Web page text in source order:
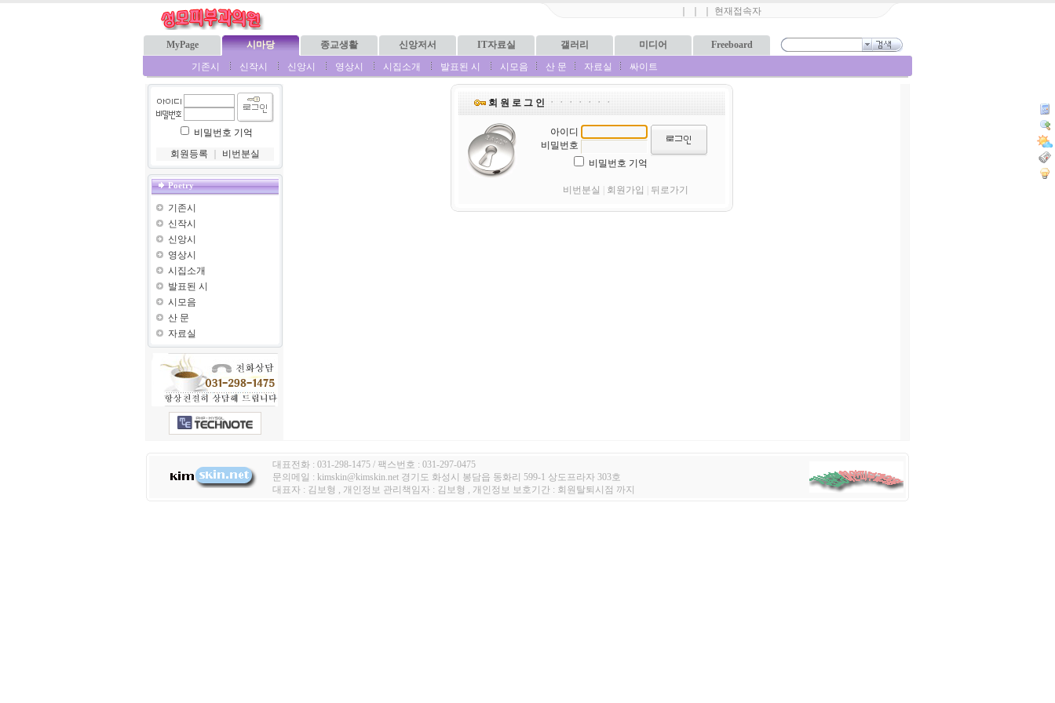
현재접속자
MyPage 시마당 종교생활 신앙저서 IT자료실 갤러리 미디어
Freeboard
기존시
신작시 신앙시 영상시 시집소개 발표된 시 시모음 산 문 자료실 싸이트
비밀번호 기억
회원등록
비번분실
Poetry
기존시
신작시
신앙시
영상시
시집소개
발표된 시
시모음
산 문
자료실
회 원 로 그 인ㆍㆍㆍㆍㆍㆍㆍ
아이디
비밀번호
비밀번호 기억
비번분실 회원가입 뒤로가기
대표전화 : 031-298-1475 / 팩스번호 : 031-297-0475
문의메일 : kimskin@kimskin.net 경기도 화성시 봉담읍 동화리 599-1 상도프라자 303호
대표자 : 김보형 , 개인정보 관리책임자 : 김보형 , 개인정보 보호기간 : 회원탈퇴시점 까지